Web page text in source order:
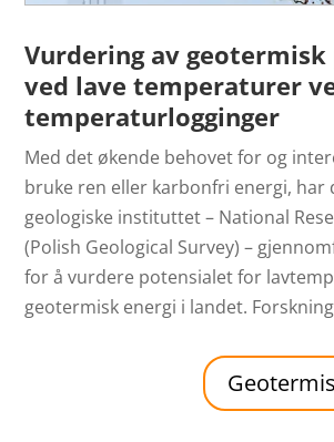
Vurdering av
ved lave temperaturer
temperaturlogginger
Med det økende behovet for og
bruke ren eller karbonfri energi, har
geologiske instituttet – National
(Polish Geological Survey) –
for å vurdere potensialet for
geotermisk energi i landet.